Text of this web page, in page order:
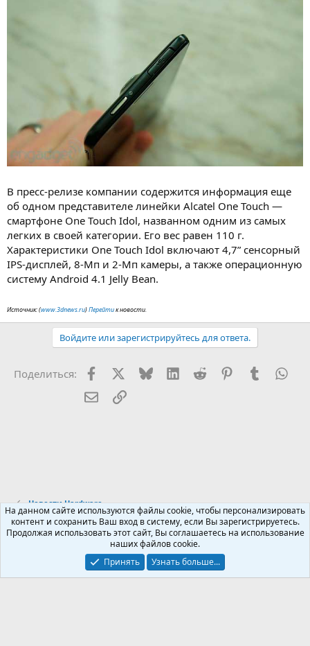
В пресс-релизе компании содержится информация еще
об одном представителе линейки Alcatel One Touch —
смартфоне One Touch Idol, названном одним из самых
легких в своей категории. Его вес равен 110 г.
Характеристики One Touch Idol включают 4,7” сенсорный
IPS-дисплей, 8-Мп и 2-Мп камеры, а также операционную
систему Android 4.1 Jelly Bean.
Источник: (www.3dnews.ru)Перейтик новости.
Войдите или зарегистрируйтесь для ответа.
Поделиться: FacebookX (Twitter)
BlueskyLinkedInReddit PinterestTumblr
Электронная почта
Ссылка
Новости Hardware
Russian (RU)
Условия и правила
Политика конфиденциальности
Помощь
На данном сайте используются файлы cookie, чтобы персонализировать
контент и сохранить Ваш вход в систему, если Вы зарегистрируетесь.
Продолжая использовать этот сайт, Вы соглашаетесь на использование
наших файлов cookie.
Принять
Узнать больше...